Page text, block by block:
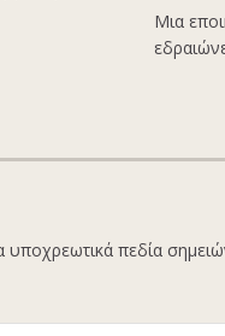
Μια
υποχρεωτικά πεδία